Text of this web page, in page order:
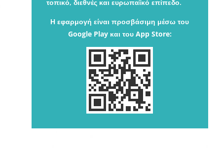
τοπικό, διεθνές και ευρωπαϊκό επίπεδο.
Η εφαρμογή είναι προσβάσιμη μέσω του
Google Play και του App Store: